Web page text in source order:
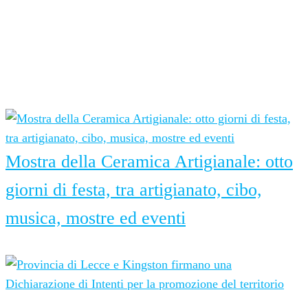
Mostra della Ceramica Artigianale: otto
giorni di festa, tra artigianato, cibo,
musica, mostre ed eventi